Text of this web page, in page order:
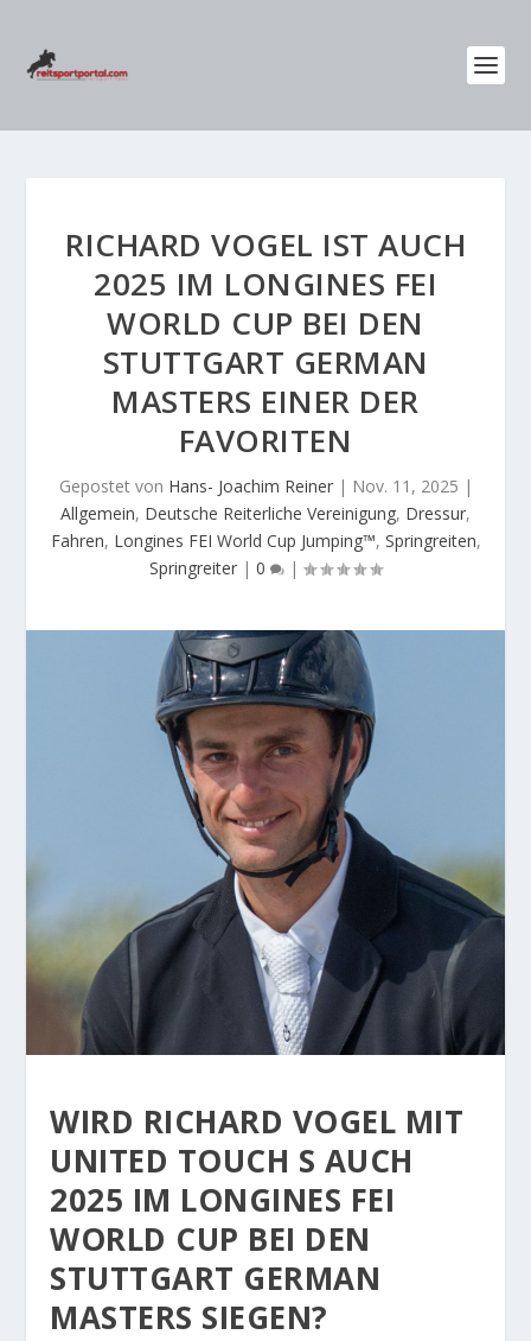
RICHARD VOGEL IST AUCH
2025 IM LONGINES FEI
WORLD CUP BEI DEN
STUTTGART GERMAN
MASTERS EINER DER
FAVORITEN
Gepostet von Hans- Joachim Reiner| Nov. 11, 2025 |
Allgemein, Deutsche Reiterliche Vereinigung, Dressur,
Fahren, Longines FEI World Cup Jumping™, Springreiten,
Springreiter | 0 |
WIRD RICHARD VOGEL MIT
UNITED TOUCH S AUCH
2025 IM LONGINES FEI
WORLD CUP BEI DEN
STUTTGART GERMAN
MASTERS SIEGEN?